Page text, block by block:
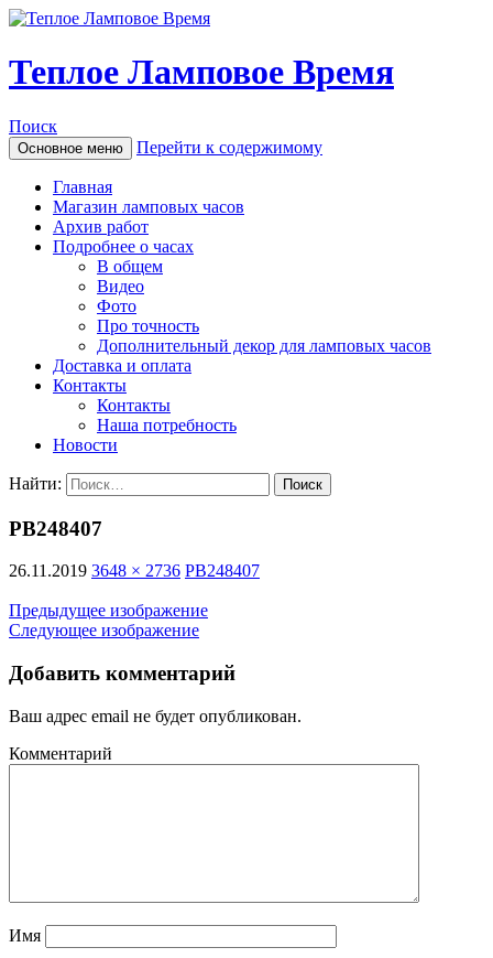
Теплое Ламповое Время
Поиск
Основное меню Перейти к содержимому
Главная
Магазин ламповых часов
Архив работ
Подробнее о часах
В общем
Видео
Фото
Про точность
Дополнительный декор для ламповых часов
Доставка и оплата
Контакты
Контакты
Наша потребность
Новости
Найти:
PB248407
26.11.2019 3648 × 2736 PB248407
Предыдущее изображение
Следующее изображение
Добавить комментарий
Ваш адрес email не будет опубликован.
Комментарий
Имя